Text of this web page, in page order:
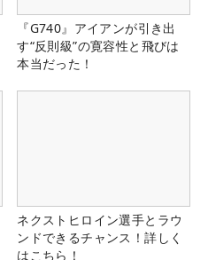
『G740』アイアンが引き出
す“反則級”の寛容性と飛びは
本当だった！
ネクストヒロイン選手とラウ
ンドできるチャンス！詳しく
はこちら！